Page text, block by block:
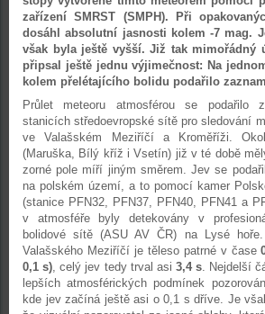
zařízení SMRST (SMPH). Při
dosáhl absolutní jasnosti kolem -7 mag.
však byla ještě vyšší. Již tak mimořádný
připsal ještě jednu výjimečnost: Na
kolem přelétajícího bolidu podařilo
Průlet meteoru atmosférou se podařilo
stanicích středoevropské sítě pro sledování
ve Valašském Meziříčí a Kroměříži.
(Maruška, Bílý kříž i Vsetín) již v té době
zorné pole míří jiným směrem. Jev se
na polském území, a to pomocí kamer
(stanice PFN32, PFN37, PFN40, PFN41 a
v atmosféře byly detekovány v
bolidové sítě (ASU AV ČR) na Lysé
Valašského Meziříčí je těleso patrné v čase
0,1 s), celý jev tedy trval asi3,4 s. Nejdelší
lepších atmosférických podmínek
kde jev začíná ještě asi o 0,1 s dříve. Je